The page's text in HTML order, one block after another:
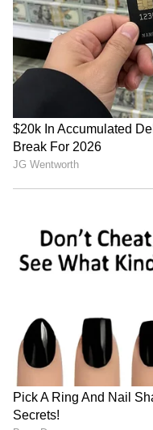
లక్షణాలున్న వారు.
సాధించి తీరుతారు.
మంచి వ్యక్తిత్వ
కారణంగా ఈ రాశివారికి
ఎక్కువగా లభిస్తుంది.